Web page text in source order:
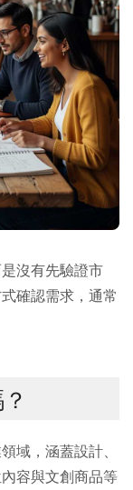
沒有先驗證市
確認需求，通常
域，涵蓋設計、
容與文創商品等